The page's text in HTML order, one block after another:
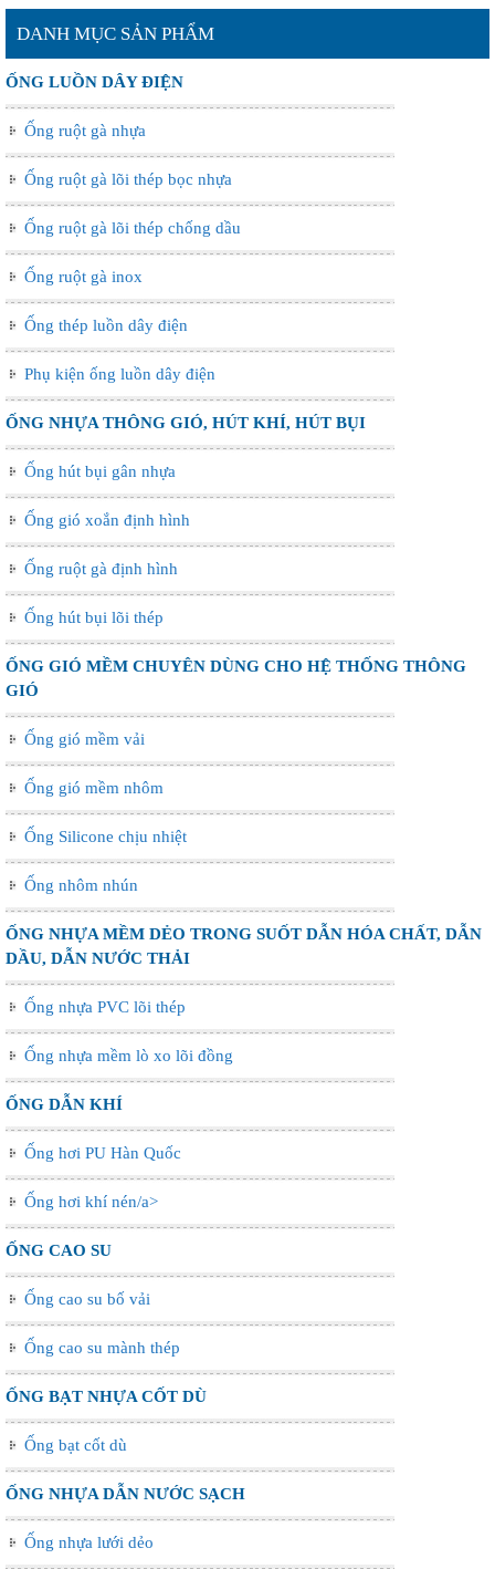
DANH MỤC SẢN PHẨM
ỐNG LUỒN DÂY ĐIỆN
Ống ruột gà nhựa
Ống ruột gà lõi thép bọc nhựa
Ống ruột gà lõi thép chống dầu
Ống ruột gà inox
Ống thép luồn dây điện
Phụ kiện ống luồn dây điện
ỐNG NHỰA THÔNG GIÓ, HÚT KHÍ, HÚT BỤI
Ống hút bụi gân nhựa
Ống gió xoắn định hình
Ống ruột gà định hình
Ống hút bụi lõi thép
ỐNG GIÓ MỀM CHUYÊN DÙNG CHO HỆ THỐNG THÔNG
GIÓ
Ống gió mềm vải
Ống gió mềm nhôm
Ống Silicone chịu nhiệt
Ống nhôm nhún
ỐNG NHỰA MỀM DẺO TRONG SUỐT DẪN HÓA CHẤT, DẪN
DẦU, DẪN NƯỚC THẢI
Ống nhựa PVC lõi thép
Ống nhựa mềm lò xo lõi đồng
ỐNG DẪN KHÍ
Ống hơi PU Hàn Quốc
Ống hơi khí nén/a>
ỐNG CAO SU
Ống cao su bố vải
Ống cao su mành thép
ỐNG BẠT NHỰA CỐT DÙ
Ống bạt cốt dù
ỐNG NHỰA DẪN NƯỚC SẠCH
Ống nhựa lưới dẻo